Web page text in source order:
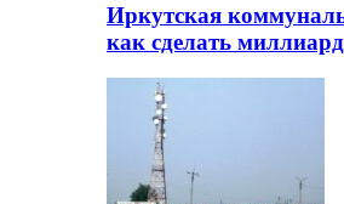
Иркутская
как сделать